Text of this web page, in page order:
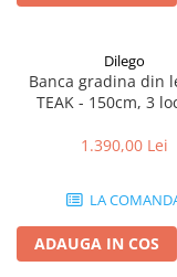
Dilego
Banca gradina din
TEAK - 150cm, 3
1.390,00 Lei
LA
ADAUGA IN COS